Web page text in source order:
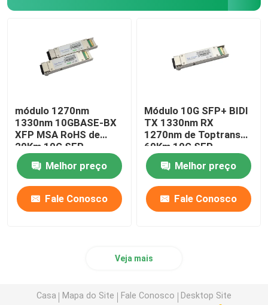
módulo 1270nm
1330nm 10GBASE-BX
XFP MSA RoHS de
20Km 10G SFP
Melhor preço
Fale Conosco
Módulo 10G SFP+ BIDI
TX 1330nm RX
1270nm de Toptrans
60Km 10G SFP
Melhor preço
Fale Conosco
Veja mais
Casa Mapa do Site Fale Conosco Desktop Site